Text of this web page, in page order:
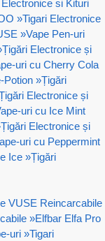
Electronice si Kituri
»Tigari Electronice
»Vape Pen-uri
Țigări Electronice și
uri cu Cherry Cola
Potion »Țigări
Electronice și
uri cu Ice Mint
Țigări Electronice și
uri cu Peppermint
Ice »Țigări
VUSE Reincarcabile
»Elfbar Elfa Pro
uri »Tigari